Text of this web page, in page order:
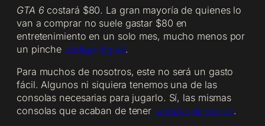
GTA 6costará $80. La gran mayoría de quienes lo
van a comprar no suele gastar $80 en
entretenimiento en un solo mes, mucho menos por
un pinche código digital.
Para muchos de nosotros, este no será un gasto
fácil. Algunos ni siquiera tenemos una de las
consolas necesarias para jugarlo. Sí, las mismas
consolas que acaban de tener subidas de precio.